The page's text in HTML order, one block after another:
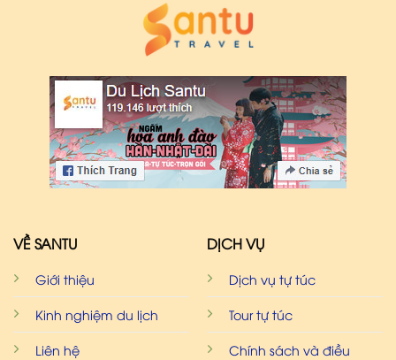
VỀ SANTU
Giới thiệu
Kinh nghiệm du lịch
Liên hệ
DỊCH VỤ
Dịch vụ tự túc
Tour tự túc
Chính sách và điều